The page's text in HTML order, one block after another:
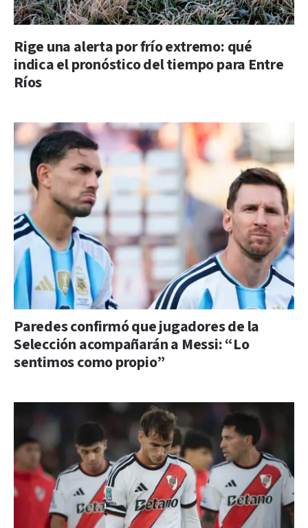
Rige una alerta por frío extremo: qué
indica el pronóstico del tiempo para Entre
Ríos
Paredes confirmó que jugadores de la
Selección acompañarán a Messi: “Lo
sentimos como propio”